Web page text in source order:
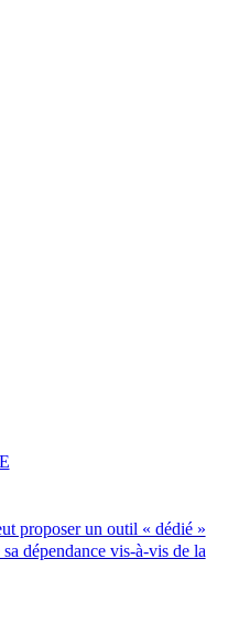
proposer un outil « dédié »
dépendance vis-à-vis de la